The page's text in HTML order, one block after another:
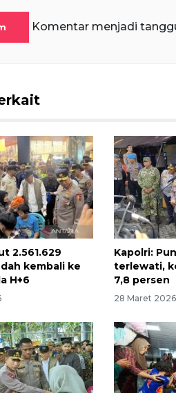
Komentar menjadi
2.561.629
kembali ke
H+6
Kapolri:
terlewati,
7,8 persen
28 Maret 2026